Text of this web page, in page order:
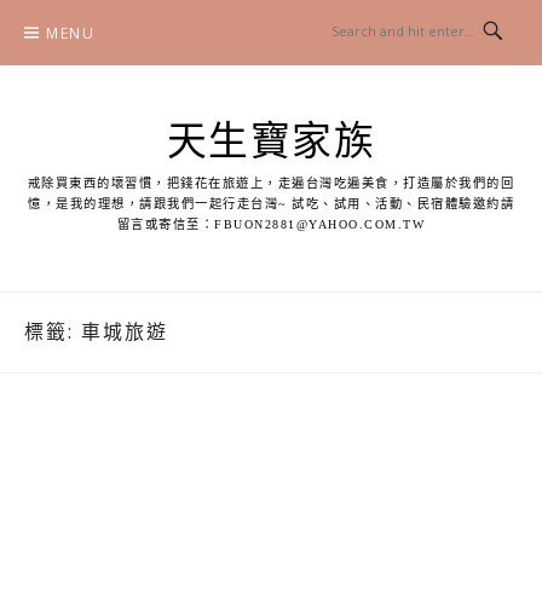
content
MENU
天生寶家族
戒除買東西的壞習慣，把錢花在旅遊上，走遍台灣吃遍美食，打造屬於我們的回
憶，是我的理想，請跟我們一起行走台灣~ 試吃、試用、活動、民宿體驗邀約請
留言或寄信至：FBUON2881@YAHOO.COM.TW
標籤: 車城旅遊